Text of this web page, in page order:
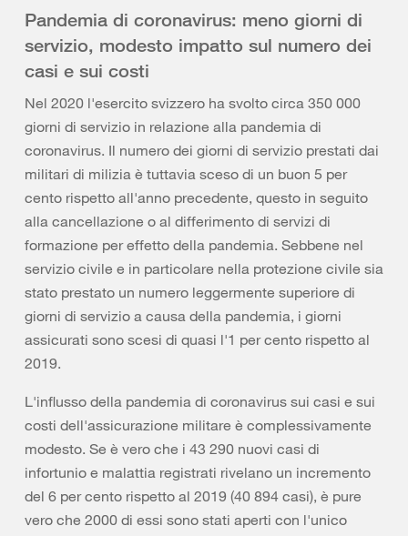
Pandemia di coronavirus: meno giorni di
servizio, modesto impatto sul numero dei
casi e sui costi
Nel 2020 l'esercito svizzero ha svolto circa 350 000
giorni di servizio in relazione alla pandemia di
coronavirus. Il numero dei giorni di servizio prestati dai
militari di milizia è tuttavia sceso di un buon 5 per
cento rispetto all'anno precedente, questo in seguito
alla cancellazione o al differimento di servizi di
formazione per effetto della pandemia. Sebbene nel
servizio civile e in particolare nella protezione civile sia
stato prestato un numero leggermente superiore di
giorni di servizio a causa della pandemia, i giorni
assicurati sono scesi di quasi l'1 per cento rispetto al
2019.
L'influsso della pandemia di coronavirus sui casi e sui
costi dell'assicurazione militare è complessivamente
modesto. Se è vero che i 43 290 nuovi casi di
infortunio e malattia registrati rivelano un incremento
del 6 per cento rispetto al 2019 (40 894 casi), è pure
vero che 2000 di essi sono stati aperti con l'unico